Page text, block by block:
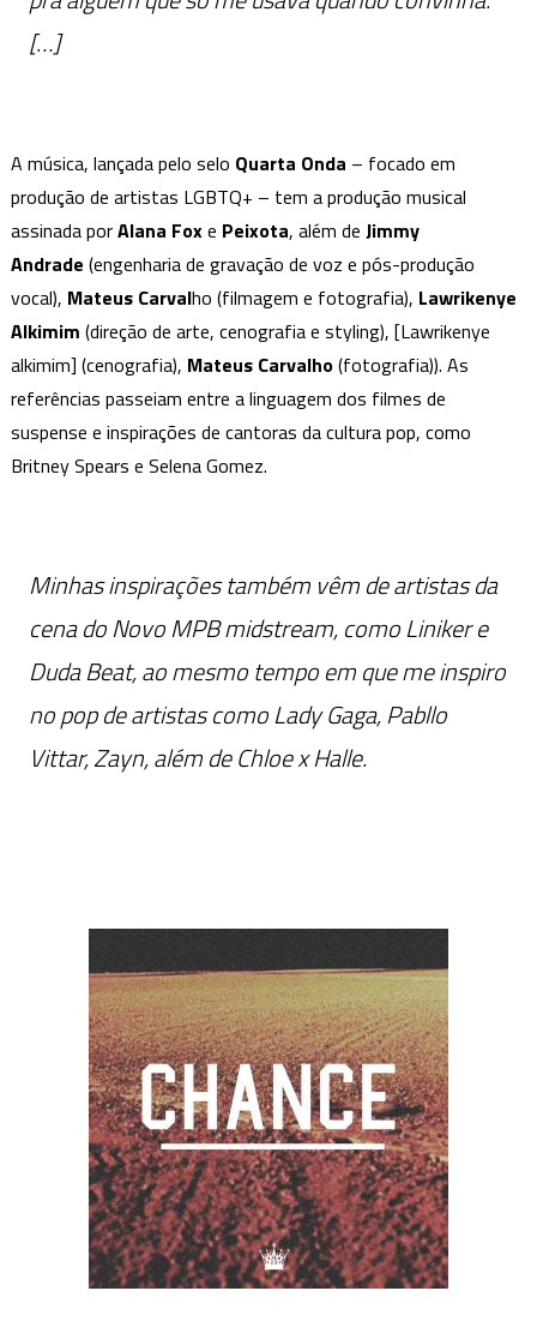
[…]
A música, lançada pelo selo Quarta Onda – focado em
produção de artistas LGBTQ+ – tem a produção musical
assinada porAlana Foxe Peixota, além de Jimmy
Andrade (engenharia de gravação de voz e pós-produção
vocal), Mateus Carvalho (filmagem e fotografia), Lawrikenye
Alkimim (direção de arte, cenografia e styling), [Lawrikenye
alkimim] (cenografia), Mateus Carvalho(fotografia)). As
referências passeiam entre a linguagem dos filmes de
suspense e inspirações de cantoras da cultura pop, como
Britney Spears e Selena Gomez.
Minhas inspirações também vêm de artistas da
cena do Novo MPB midstream, como Liniker e
Duda Beat, ao mesmo tempo em que me inspiro
no pop de artistas como Lady Gaga, Pabllo
Vittar, Zayn, além de Chloe x Halle.